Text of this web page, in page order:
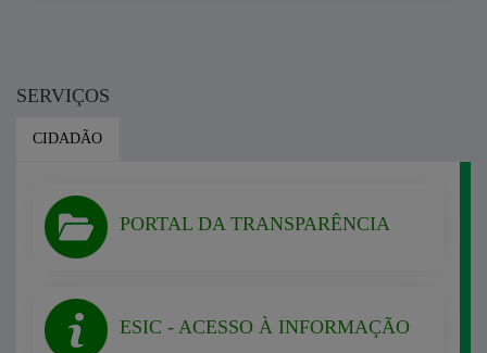
SERVIÇOS
CIDADÃO
PORTAL DA TRANSPARÊNCIA
ESIC - ACESSO À INFORMAÇÃO